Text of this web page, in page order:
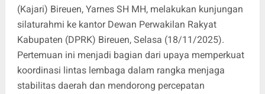
(Kajari) Bireuen, Yarnes SH MH, melakukan kunjungan
silaturahmi ke kantor Dewan Perwakilan Rakyat
Kabupaten (DPRK) Bireuen, Selasa (18/11/2025).
Pertemuan ini menjadi bagian dari upaya memperkuat
koordinasi lintas lembaga dalam rangka menjaga
stabilitas daerah dan mendorong percepatan